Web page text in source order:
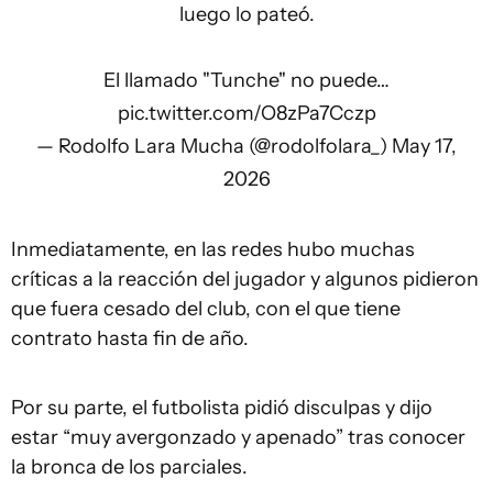
luego lo pateó.
El llamado "Tunche" no puede…
pic.twitter.com/O8zPa7Cczp
— Rodolfo Lara Mucha (@rodolfolara_) May 17,
2026
Inmediatamente, en las redes hubo muchas
críticas a la reacción del jugador y algunos pidieron
que fuera cesado del club, con el que tiene
contrato hasta fin de año.
Por su parte, el futbolista pidió disculpas y dijo
estar “muy avergonzado y apenado” tras conocer
la bronca de los parciales.